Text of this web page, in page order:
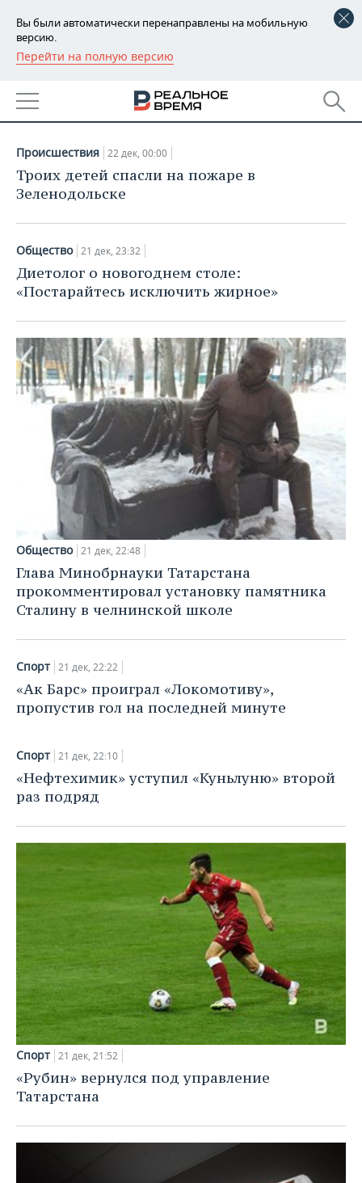
Вы были автоматически перенаправлены на мобильную
версию.
Перейти на полную версию
РЕГИОНЫ
БАШКОРТОСТАН
УДМУРТИЯ
НОВОСТИ
НОВОСТИ АНАЛИТИКИ
ДЕКЛАРАЦИИ О ДОХОДАХ
КОРОЛИ ГОСЗАКАЗА ПФО
ВУЗЫ ТАТАРСТАНА
КОМУ ПРИНАДЛЕЖАТ
ТАТАРСТАНА
ЭКОНОМИКА
НОВОСТИ ЭКОНОМИКИ
ФИНАНСЫ
БАНКИ
БЮДЖЕТ
ИНВЕСТИЦИИ
НОВОСТИ
ПРОМЫШЛЕННОСТИ
АГРОПРОМ
НЕФТЕХИМИЯ
НЕФТЬ
ЭНЕРГЕТИКА
НЕДВИЖИМОСТЬ
НОВОСТИ НЕДВИЖИМОСТИ
АВТО
НОВОСТИ АВТО
БИЗНЕС
НОВОСТИ БИЗНЕСА
РОЗНИЧНАЯ ТОРГОВЛЯ
ТРАНСПОРТ
УСЛУГИ
ТЕХНОЛОГИИ
НОВОСТИ ТЕХНОЛОГИЙ
МЕДИА
ТЕЛЕКОММУНИКАЦИИ
МЕРОПРИЯТИЯ
НОВОСТИ МЕРОПРИЯТИЙ
ВЫЕЗДНАЯ РЕДАКЦИЯ
БИЗНЕС-БРАНЧИ
ONLINE-КОНФЕРЕНЦИИ
ОТКРЫТАЯ ЛЕКЦИЯ
СПОРТ
НОВОСТИ СПОРТА
ФУТБОЛ
ХОККЕЙ
БАСКЕТБОЛ
ВОЛЕЙБОЛ
ФИГУРНОЕ КАТАНИЕ
ХОККЕЙ С МЯЧОМ
ОБЩЕСТВО
НОВОСТИ ОБЩЕСТВА
ВЛАСТЬ
ИНФРАСТРУКТУРА
ИСТОРИЯ
МЕДИЦИНА
ПРОИСШЕСТВИЯ
ФОТОГАЛЕРЕЯ
СЮЖЕТЫ
СПРАВОЧНИК
СПИСОК ПЕРСОН
ПОЛНАЯ ВЕРСИЯ
21.12.2022
Происшествия 22 дек, 00:00
Троих детей спасли на пожаре в
Зеленодольске
Общество 21 дек, 23:32
Диетолог о новогоднем столе:
«Постарайтесь исключить жирное»
Общество 21 дек, 22:48
Глава Минобрнауки Татарстана
прокомментировал установку памятника
Сталину в челнинской школе
Спорт 21 дек, 22:22
«Ак Барс» проиграл «Локомотиву»,
пропустив гол на последней минуте
Спорт 21 дек, 22:10
«Нефтехимик» уступил «Куньлуню» второй
раз подряд
Спорт 21 дек, 21:52
«Рубин» вернулся под управление
Татарстана